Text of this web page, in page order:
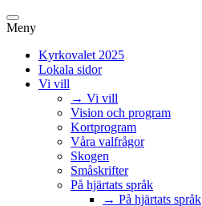
Meny
Kyrkovalet 2025
Lokala sidor
Vi vill
→ Vi vill
Vision och program
Kortprogram
Våra valfrågor
Skogen
Småskrifter
På hjärtats språk
→ På hjärtats språk